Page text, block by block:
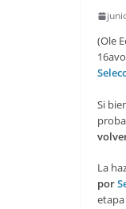
(Ole
Si
La
por